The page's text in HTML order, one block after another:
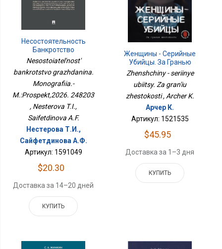
Несостоятельность
Банкротство
Гражданина.
М.:Проспект,2026.
248203
Nesostoiatel'nost'
bankrotstvo grazhdanina.
Monografiia.-
M.:Prospekt,2026. 248203
, Nesterova T.I.,
Saifetdinova A.F.
Нестерова Т.И.,
Сайфетдинова А.Ф.
Артикул: 1591049
$20.30
Доставка за 14–20 дней
КУПИТЬ
Женщины - Серийные
Убийцы. За Гранью
Жестокости
Zhenshchiny - seriinye
ubiitsy. Za gran'iu
zhestokosti , Archer K.
Арчер К.
Артикул: 1521535
$45.95
Доставка за 1–3 дня
КУПИТЬ